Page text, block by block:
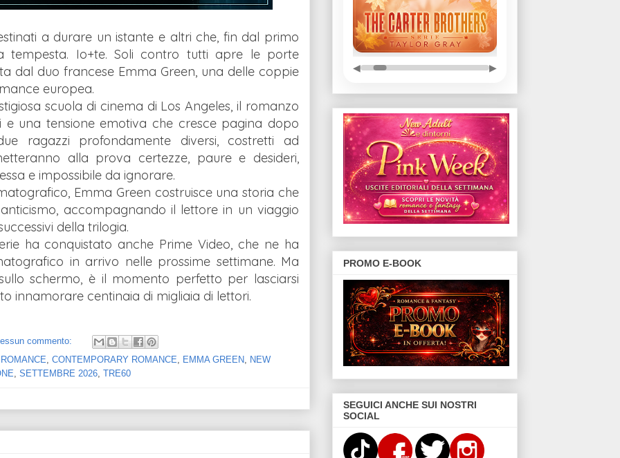
a durare un istante e altri che, fin dal primo
tempesta. Io+te. Soli contro tutti apre le porte
dal duo francese Emma Green, una delle coppie
europea.
scuola di cinema di Los Angeles, il romanzo
e una tensione emotiva che cresce pagina dopo
ragazzi profondamente diversi, costretti ad
alla prova certezze, paure e desideri,
e impossibile da ignorare.
Emma Green costruisce una storia che
accompagnando il lettore in un viaggio
della trilogia.
ha conquistato anche Prime Video, che ne ha
in arrivo nelle prossime settimane. Ma
schermo, è il momento perfetto per lasciarsi
innamorare centinaia di migliaia di lettori.
commento:
CONTEMPORARY ROMANCE EMMA GREEN
NEW
SETTEMBRE 2026 TRE60
◀ ▶
PROMO E-BOOK
SEGUICI ANCHE SUI NOSTRI
SOCIAL